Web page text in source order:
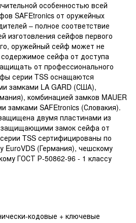
особенностью всей
SAFEtronics от оружейных
– полное соответствие
изготовления сейфов первого
оружейный сейф может не
содержимое сейфа от доступа
от профессионального
серии TSS оснащаются
замками LA GARD (США),
комбинацией замков MAUER
замками SAFEtronics (Словакия).
двумя пластинами из
защищающими замок сейфа от
TSS сертифицированы по
EuroVDS (Германия), чешскому
ГОСТ Р-50862-96 - 1 классу
кодовые + ключевые